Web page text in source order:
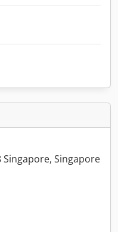
Singapore, Singapore